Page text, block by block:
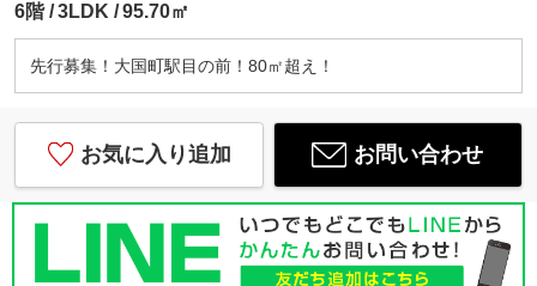
6階 3LDK 95.70㎡
先行募集！大国町駅目の前！80㎡超え！
お気に入り追加 お問い合わせ